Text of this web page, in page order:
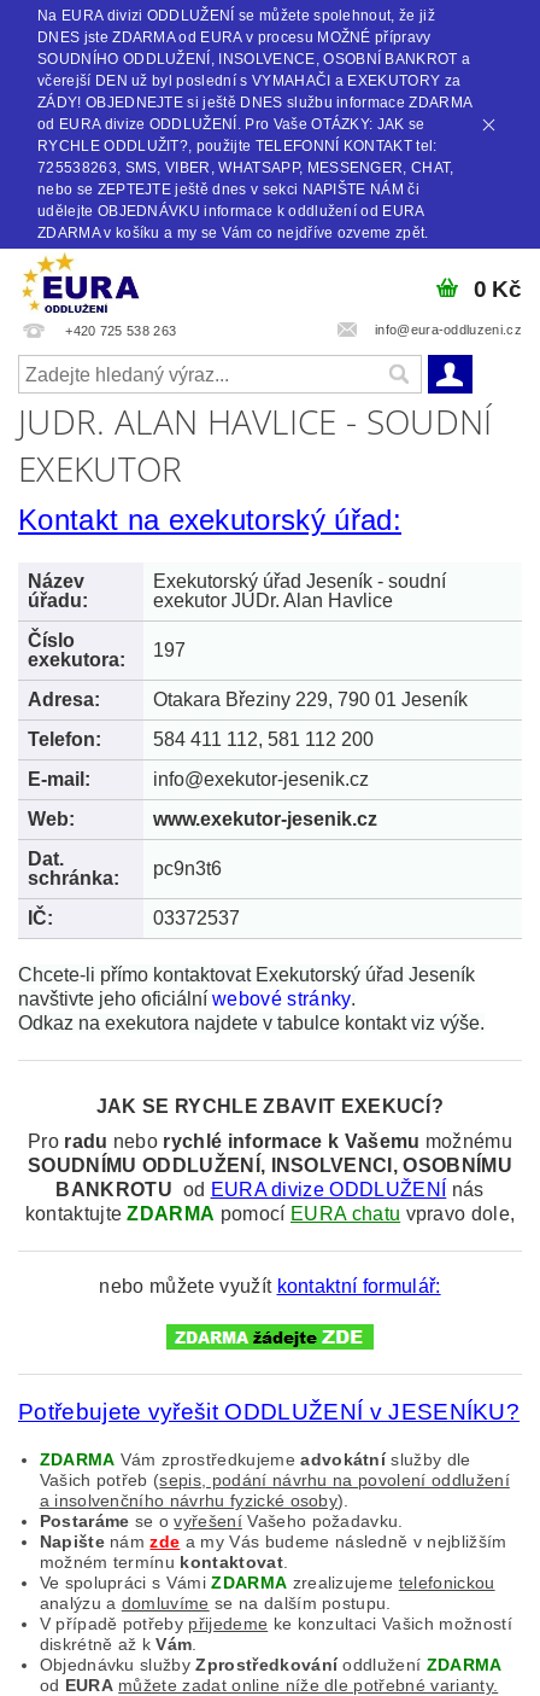
Na EURA divizi ODDLUŽENÍ se můžete spolehnout, že již
DNES jste ZDARMA od EURA v procesu MOŽNÉ přípravy
SOUDNÍHO ODDLUŽENÍ, INSOLVENCE, OSOBNÍ BANKROT a
včerejší DEN už byl poslední s VYMAHAČI a EXEKUTORY za
ZÁDY! OBJEDNEJTE si ještě DNES službu informace ZDARMA
od EURA divize ODDLUŽENÍ. Pro Vaše OTÁZKY: JAK se
RYCHLE ODDLUŽIT?, použijte TELEFONNÍ KONTAKT tel:
725538263, SMS, VIBER, WHATSAPP, MESSENGER, CHAT,
nebo se ZEPTEJTE ještě dnes v sekci NAPIŠTE NÁM či
udělejte OBJEDNÁVKU informace k oddlužení od EURA
ZDARMA v košíku a my se Vám co nejdříve ozveme zpět.
+420 725 538 263 info@eura-oddluzeni.cz
0 Kč
JUDR. ALAN HAVLICE - SOUDNÍ
EXEKUTOR
Kontakt na exekutorský úřad:
Název
úřadu:
Exekutorský úřad Jeseník - soudní
exekutor JUDr. Alan Havlice
Číslo
exekutora:
197
Adresa:
Otakara Březiny 229, 790 01 Jeseník
Telefon:
584 411 112, 581 112 200
E-mail:
info@exekutor-jesenik.cz
Web:
www.exekutor-jesenik.cz
Dat.
schránka:
pc9n3t6
IČ: 03372537
Chcete-li přímo kontaktovat Exekutorský úřad Jeseník
navštivte jeho oficiální webové stránky.
Odkaz na exekutora najdete v tabulce kontakt viz výše.
JAK SE RYCHLE ZBAVIT EXEKUCÍ?
Pro radu nebo rychlé informace k Vašemu možnému
SOUDNÍMU ODDLUŽENÍ, INSOLVENCI, OSOBNÍMU
BANKROTU od EURA divize ODDLUŽENÍ
nás
kontaktujteZDARMA pomocí EURA chatu vpravo dole,
nebo můžete využít kontaktní formulář:
Potřebujete vyřešit ODDLUŽENÍ v JESENÍKU?
ZDARMA Vám zprostředkujemeadvokátníslužby dle
Vašich potřeb (sepis, podání návrhu na povolení oddlužení
a insolvenčního návrhu fyzické osoby).
Postaráme se ovyřešeníVašeho požadavku.
Napištenámzde a my Vás budeme následně v nejbližším
možném termínu kontaktovat.
Ve spolupráci s VámiZDARMA zrealizujeme telefonickou
analýzu a domluvíme se na dalším postupu.
V případě potřeby přijedeme ke konzultaci Vašich možností
diskrétně až kVám
Objednávku službyZprostředkováníoddlužení ZDARMA
od EURA můžete zadat online níže dle potřebné varianty.